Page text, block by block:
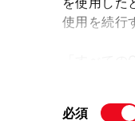
使用を続行
て」をご覧
同
必須
北
トヨタ認定中古車の魅
大垣店